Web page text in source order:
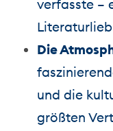
verfasste –
Die
und die
größten